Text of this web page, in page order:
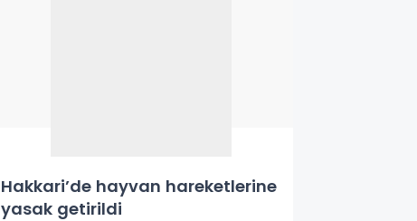
Hakkari’de hayvan hareketlerine
yasak getirildi